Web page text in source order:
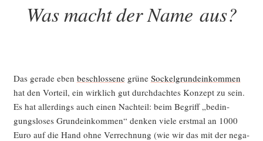
Was macht der Name aus?
Das gera­de eben beschlos­se­negrü­ne Sockel­grund­ein­kom­men
hat den Vor­teil, ein wirk­lich gut durch­dach­tes Kon­zept zu sein.
Es hat aller­dings auch einen Nach­teil: beim Begriff „bedin­
gungs­lo­ses Grund­ein­kom­men“ den­ken vie­le erst­mal an 1000
Euro auf die Hand ohne Ver­rech­nung (wie wir das mit der nega­